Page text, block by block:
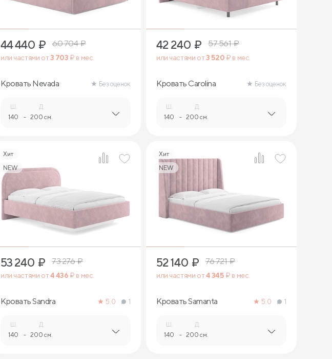
44 440 ₽ 60 704₽
или частями от3 703 ₽ в мес.
Кровать Nevada Без оценок
Ш.
140 -
Д.
200 см.
42 240 ₽ 57 561₽
или частями от3 520 ₽ в мес.
Кровать Carolina Без оценок
Ш.
140 -
Д.
200 см.
Хит
NEW
53 240 ₽ 73 276₽
или частями от4 436 ₽ в мес.
Кровать Sandra 5.0 1
Ш.
140 -
Д.
200 см.
Хит
NEW
4
52 140 ₽ 76 721₽
или частями от4 345 ₽ в мес.
Кровать Samanta 5.0 1
Ш.
140 -
Д.
200 см.